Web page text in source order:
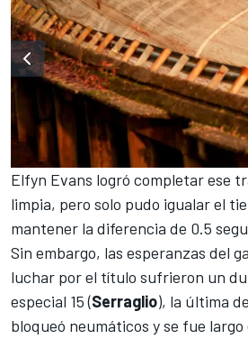
Elfyn Evans logró completar ese
limpia, pero solo pudo igualar el
mantener la diferencia de 0.5
Sin embargo, las esperanzas del
luchar por el título sufrieron un
especial 15 (Serraglio), la última
bloqueó neumáticos y se fue